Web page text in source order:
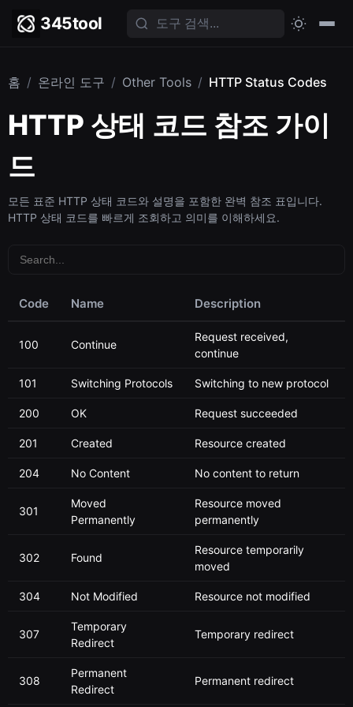
345tool
홈 / 온라인 도구 / Other Tools / HTTP Status Codes
HTTP 상태 코드 참조 가이
드
모든 표준 HTTP 상태 코드와 설명을 포함한 완벽 참조 표입니다.
HTTP 상태 코드를 빠르게 조회하고 의미를 이해하세요.
Code Name Description
100 Continue
Request received,
continue
101 Switching Protocols Switching to new protocol
200 OK Request succeeded
201 Created Resource created
204 No Content No content to return
301
Moved
Permanently
Resource moved
permanently
302 Found
Resource temporarily
moved
304 Not Modified Resource not modified
307
Temporary
Redirect
Temporary redirect
308
Permanent
Redirect
Permanent redirect